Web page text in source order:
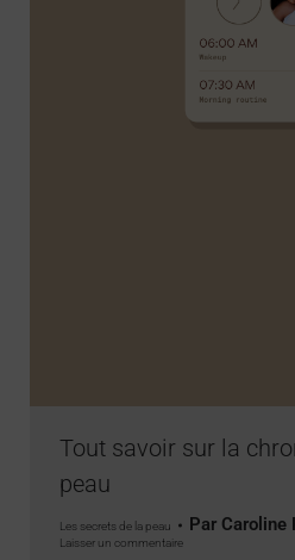
Tout savoir sur la
peau
Les secrets de la peau Par Caroline
Laisser un commentaire